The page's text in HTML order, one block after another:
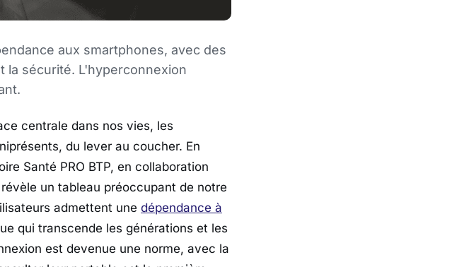
aux smartphones, avec des
la sécurité. L'hyperconnexion
centrale dans nos vies, les
du lever au coucher. En
Santé PRO BTP, en collaboration
un tableau préoccupant de notre
admettent une dépendance à
qui transcende les générations et les
est devenue une norme, avec la